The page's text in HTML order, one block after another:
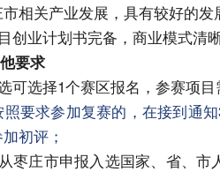
相关产业发展，具有较好的发
创业计划书完备，商业模式清
要求
可选择1个赛区报名，参赛项
照要求参加复赛的，在接到通
初评；
枣庄市申报入选国家、省、市